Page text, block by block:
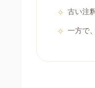
古い注
一方で